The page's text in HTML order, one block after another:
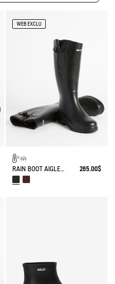
WEB EXCLU
RAIN BOOT AIGLENTINE FUR-LINED 265.00$